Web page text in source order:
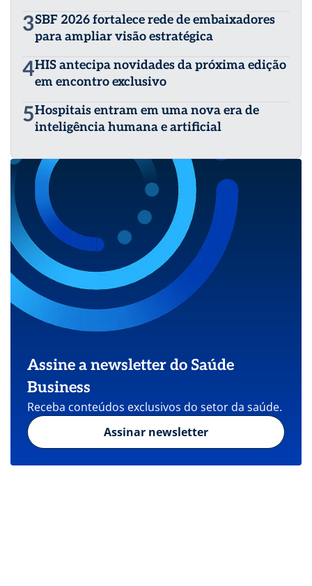
3SBF 2026 fortalece rede de embaixadores
para ampliar visão estratégica
4HIS antecipa novidades da próxima edição
em encontro exclusivo
5Hospitais entram em uma nova era de
inteligência humana e artificial
Assine a newsletter do Saúde
Business
Receba conteúdos exclusivos do setor da saúde.
Assinar newsletter